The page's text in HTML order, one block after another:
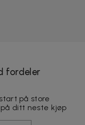
fordeler
på store
ditt neste kjøp